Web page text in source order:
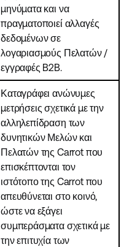
μηνύματα και να
πραγματοποιεί αλλαγές
δεδομένων σε
λογαριασμούς Πελατών /
εγγραφές B2B.
Καταγράφει ανώνυμες
μετρήσεις σχετικά με την
αλληλεπίδραση των
δυνητικών Μελών και
Πελατών της Carrot που
επισκέπτονται τον
ιστότοπο της Carrot που
απευθύνεται στο κοινό,
ώστε να εξάγει
συμπεράσματα σχετικά με
την επιτυχία των